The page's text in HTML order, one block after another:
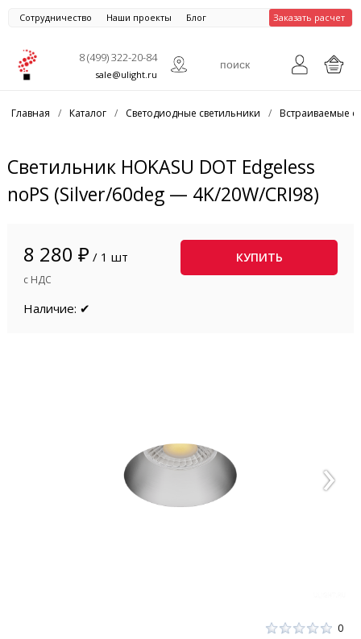
Сотрудничество Наши проекты Блог Заказать расчет
8 (499) 322-20-84
sale@ulight.ru
Главная / Каталог / Светодиодные светильники / Встраиваемые
Светильник HOKASU DOT Edgeless
noPS (Silver/60deg — 4K/20W/CRI98)
8 280 ₽ / 1 шт
с НДС
КУПИТЬ
Наличие: ✔
0